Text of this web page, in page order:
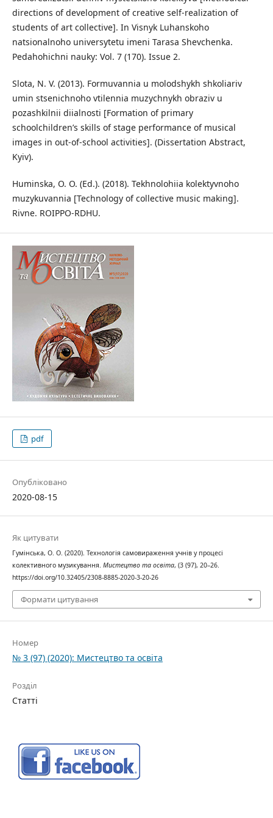
directions of development of creative self-realization of
students of art collective]. In Visnyk Luhanskoho
natsionalnoho universytetu imeni Tarasa Shevchenka.
Pedahohichni nauky: Vol. 7 (170). Issue 2.
Slota, N. V. (2013). Formuvannia u molodshykh shkoliariv
umin stsenichnoho vtilennia muzychnykh obraziv u
pozashkilnii diialnosti [Formation of primary
schoolchildren’s skills of stage performance of musical
images in out-of-school activities]. (Dissertation Abstract,
Kyiv).
Huminska, O. O. (Ed.). (2018). Tekhnolohiia kolektyvnoho
muzykuvannia [Technology of collective music making].
Rivne. ROIPPO-RDHU.
pdf
Опубліковано
2020-08-15
Як цитувати
Гумінська, О. О. (2020). Технологія самовираження учнів у процесі
колективного музикування. Мистецтво та освіта, (3 (97), 20–26.
https://doi.org/10.32405/2308-8885-2020-3-20-26
Формати цитування
Номер
№ 3 (97) (2020): Мистецтво та освіта
Розділ
Статті